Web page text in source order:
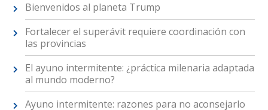
Bienvenidos al planeta Trump
Fortalecer el superávit requiere coordinación con
las provincias
El ayuno intermitente: ¿práctica milenaria adaptada
al mundo moderno?
Ayuno intermitente: razones para no aconsejarlo